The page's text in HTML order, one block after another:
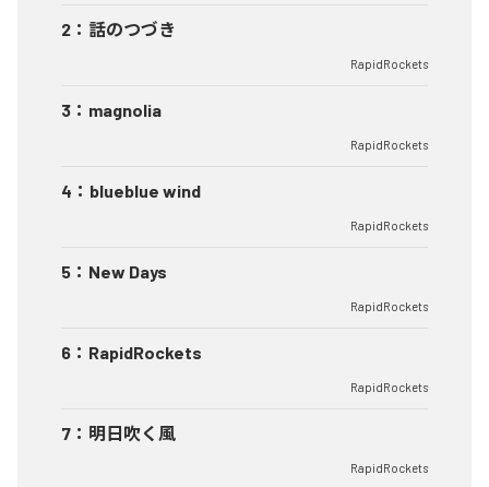
2 ： 話のつづき
RapidRockets
3 ： magnolia
RapidRockets
4 ： blueblue wind
RapidRockets
5 ： New Days
RapidRockets
6 ： RapidRockets
RapidRockets
7 ： 明日吹く風
RapidRockets